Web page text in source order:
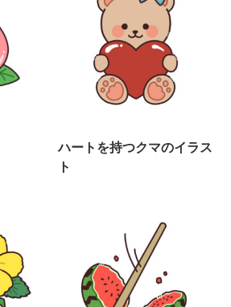
ハートを持つクマのイラス
ト